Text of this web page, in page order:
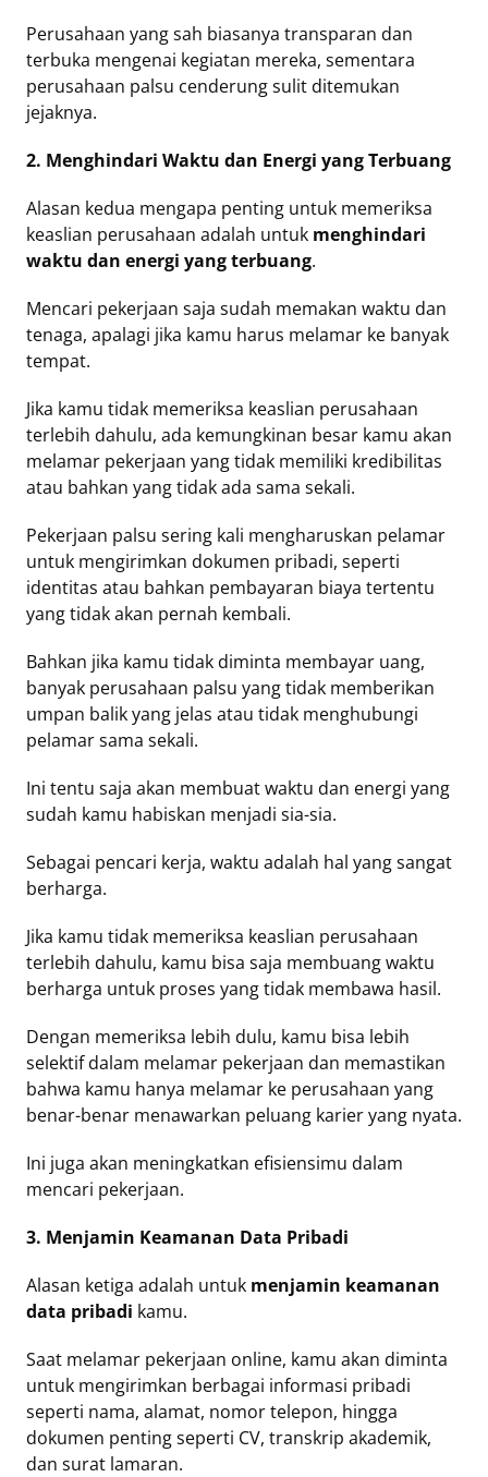
Perusahaan yang sah biasanya transparan dan
terbuka mengenai kegiatan mereka, sementara
perusahaan palsu cenderung sulit ditemukan
jejaknya.
2. Menghindari Waktu dan Energi yang Terbuang
Alasan kedua mengapa penting untuk memeriksa
keaslian perusahaan adalah untuk menghindari
waktu dan energi yang terbuang.
Mencari pekerjaan saja sudah memakan waktu dan
tenaga, apalagi jika kamu harus melamar ke banyak
tempat.
Jika kamu tidak memeriksa keaslian perusahaan
terlebih dahulu, ada kemungkinan besar kamu akan
melamar pekerjaan yang tidak memiliki kredibilitas
atau bahkan yang tidak ada sama sekali.
Pekerjaan palsu sering kali mengharuskan pelamar
untuk mengirimkan dokumen pribadi, seperti
identitas atau bahkan pembayaran biaya tertentu
yang tidak akan pernah kembali.
Bahkan jika kamu tidak diminta membayar uang,
banyak perusahaan palsu yang tidak memberikan
umpan balik yang jelas atau tidak menghubungi
pelamar sama sekali.
Ini tentu saja akan membuat waktu dan energi yang
sudah kamu habiskan menjadi sia-sia.
Sebagai pencari kerja, waktu adalah hal yang sangat
berharga.
Jika kamu tidak memeriksa keaslian perusahaan
terlebih dahulu, kamu bisa saja membuang waktu
berharga untuk proses yang tidak membawa hasil.
Dengan memeriksa lebih dulu, kamu bisa lebih
selektif dalam melamar pekerjaan dan memastikan
bahwa kamu hanya melamar ke perusahaan yang
benar-benar menawarkan peluang karier yang nyata.
Ini juga akan meningkatkan efisiensimu dalam
mencari pekerjaan.
3. Menjamin Keamanan Data Pribadi
Alasan ketiga adalah untuk menjamin keamanan
data pribadi kamu.
Saat melamar pekerjaan online, kamu akan diminta
untuk mengirimkan berbagai informasi pribadi
seperti nama, alamat, nomor telepon, hingga
dokumen penting seperti CV, transkrip akademik,
dan surat lamaran.